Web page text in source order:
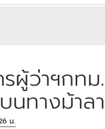
ผู้ว่าฯกท
ทางม้าล
น.